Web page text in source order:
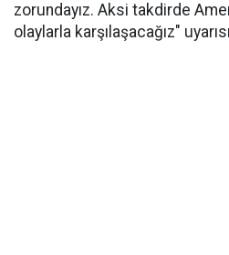
zorundayız. Aksi takdirde
olaylarla karşılaşacağız"